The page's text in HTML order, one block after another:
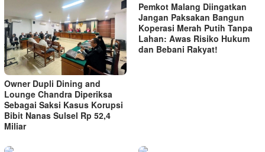
Owner Dupli Dining and
Lounge Chandra Diperiksa
Sebagai Saksi Kasus Korupsi
Bibit Nanas Sulsel Rp 52,4
Miliar
Pemkot Malang Diingatkan
Jangan Paksakan Bangun
Koperasi Merah Putih Tanpa
Lahan: Awas Risiko Hukum
dan Bebani Rakyat!